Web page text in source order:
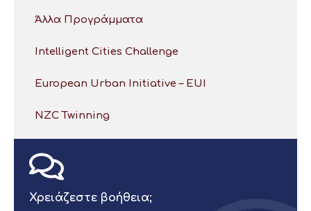
Άλλα Προγράμματα
Intelligent Cities Challenge
European Urban Initiative – EUI
NZC Twinning
Χρειάζεστε βοήθεια;